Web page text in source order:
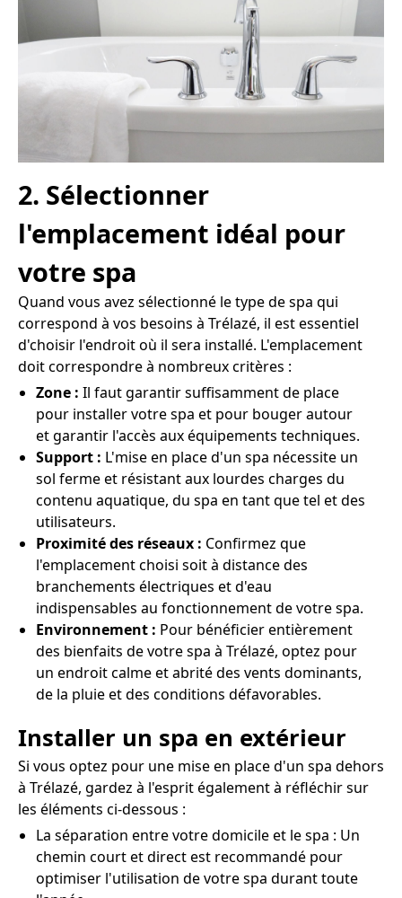
2. Sélectionner
l'emplacement idéal pour
votre spa
Quand vous avez sélectionné le type de spa qui
correspond à vos besoins à Trélazé, il est essentiel
d'choisir l'endroit où il sera installé. L'emplacement
doit correspondre à nombreux critères :
Zone : Il faut garantir suffisamment de place
pour installer votre spa et pour bouger autour
et garantir l'accès aux équipements techniques.
Support : L'mise en place d'un spa nécessite un
sol ferme et résistant aux lourdes charges du
contenu aquatique, du spa en tant que tel et des
utilisateurs.
Proximité des réseaux : Confirmez que
l'emplacement choisi soit à distance des
branchements électriques et d'eau
indispensables au fonctionnement de votre spa.
Environnement : Pour bénéficier entièrement
des bienfaits de votre spa à Trélazé, optez pour
un endroit calme et abrité des vents dominants,
de la pluie et des conditions défavorables.
Installer un spa en extérieur
Si vous optez pour une mise en place d'un spa dehors
à Trélazé, gardez à l'esprit également à réfléchir sur
les éléments ci-dessous :
La séparation entre votre domicile et le spa : Un
chemin court et direct est recommandé pour
optimiser l'utilisation de votre spa durant toute